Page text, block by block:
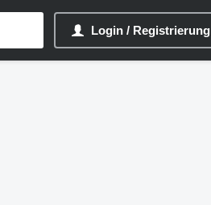
Login / Registrierung